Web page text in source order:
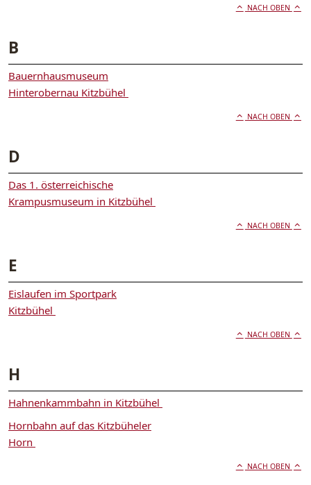
NACH OBEN
B
Bauernhausmuseum
Hinterobernau Kitzbühel
NACH OBEN
D
Das 1. österreichische
Krampusmuseum in Kitzbühel
NACH OBEN
E
Eislaufen im Sportpark
Kitzbühel
NACH OBEN
H
Hahnenkammbahn in Kitzbühel
Hornbahn auf das Kitzbüheler
Horn
NACH OBEN